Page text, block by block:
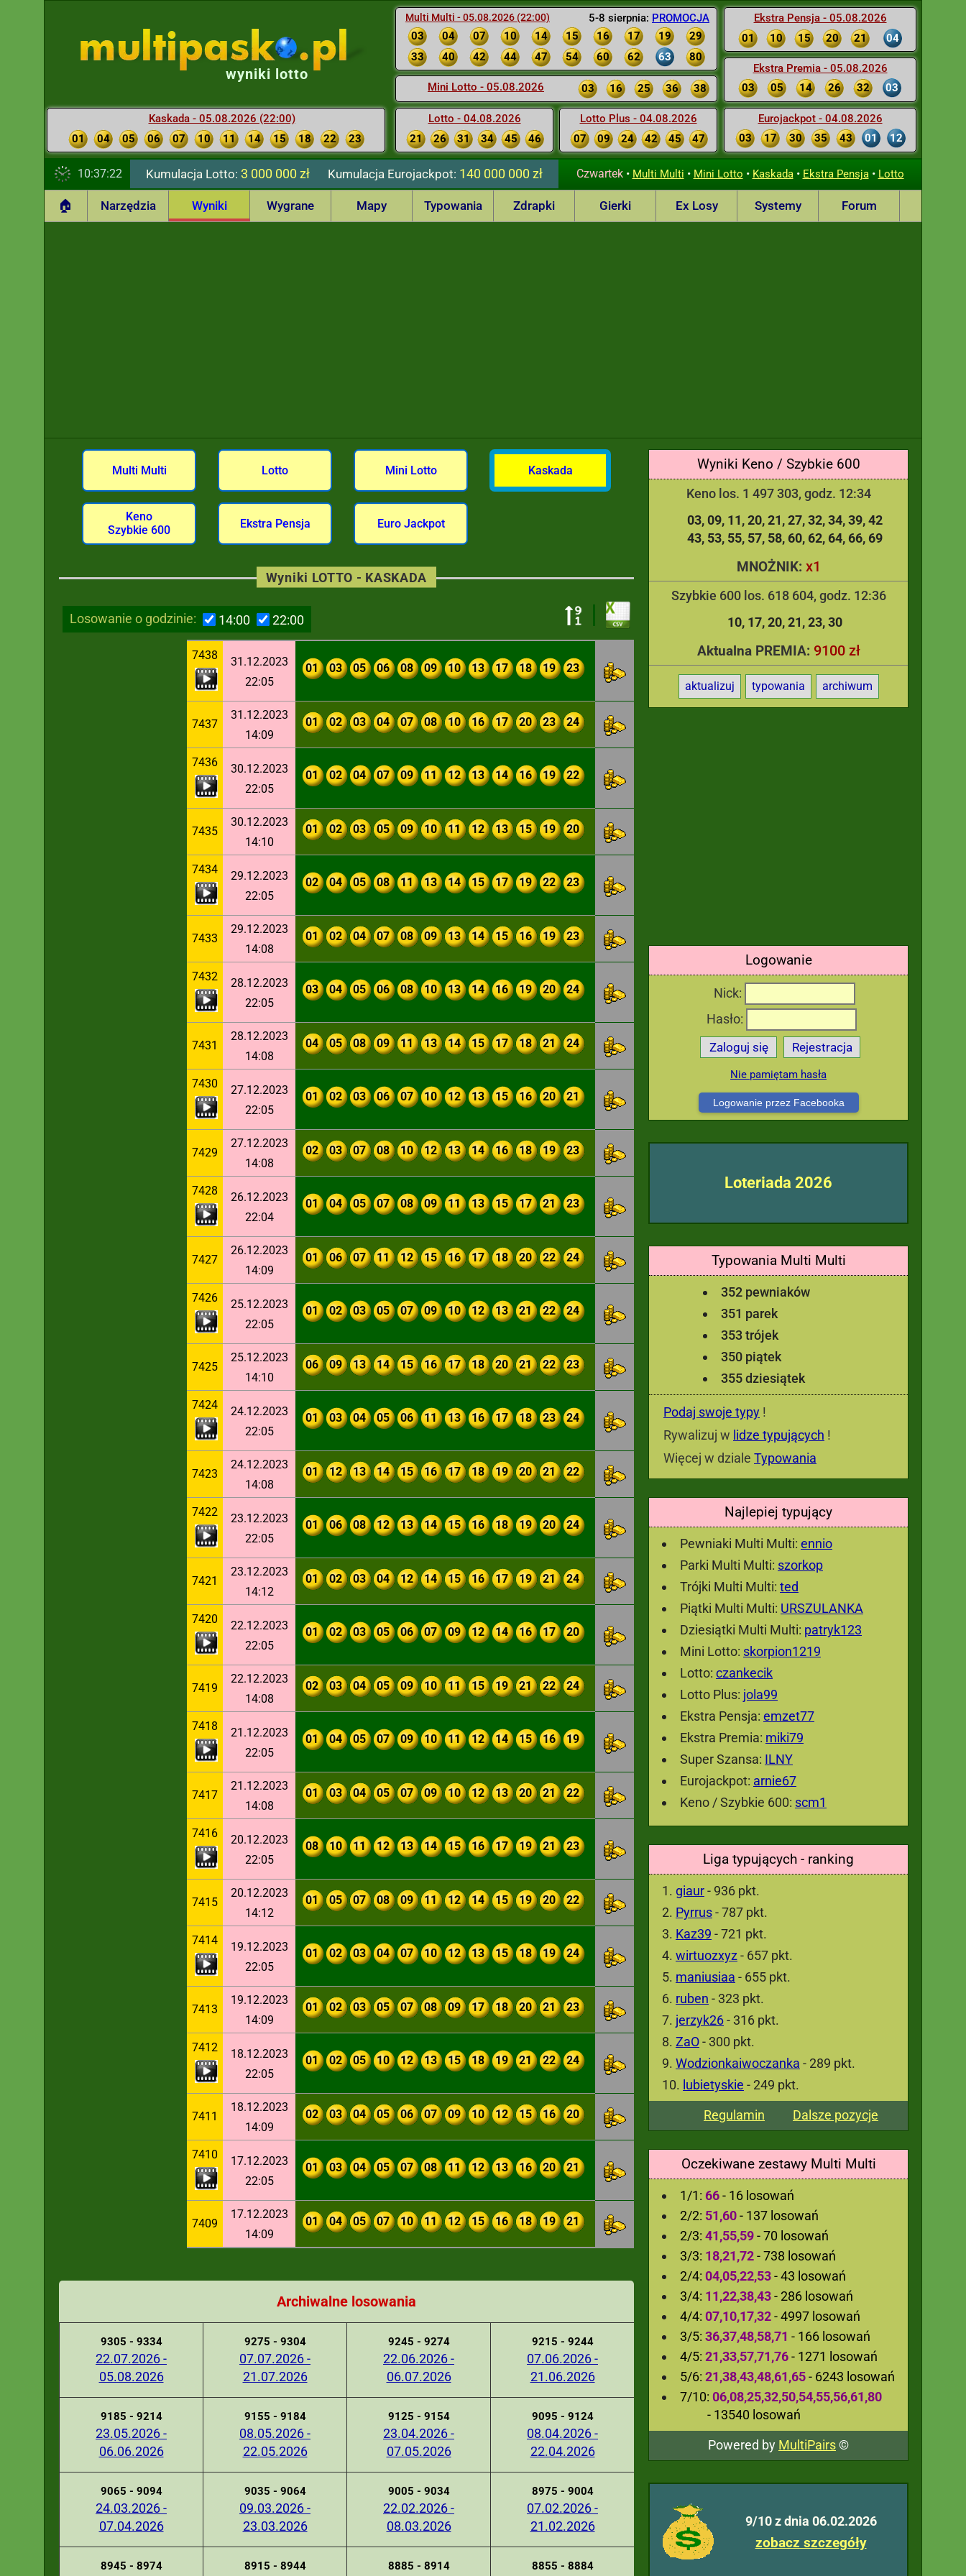
5-8 sierpnia: PROMOCJA
Multi Multi - 05.08.2026 (22:00)
03 04 07 10 14 15 16 17 19
29
33
40 42 44 47 54 60 62 63 80
Mini Lotto - 05.08.2026 03 16 25 36 38
Lotto - 04.08.2026
21
26 31 34 45 46
Lotto Plus - 04.08.2026
07
09 24 42 45 47
Ekstra Pensja - 05.08.2026
01
10 15 20 21 04
Ekstra Premia - 05.08.2026
03
05 14 26 32 03
Eurojackpot - 04.08.2026
03
17 30 35 43 01 12
wyniki lotto
Kaskada - 05.08.2026 (22:00)
01
04 05 06 07 10 11 14 15 18 22 23
10:37:23 Kumulacja Lotto: 3 000 000 zł KumulacjaEurojackpot: 140 000 000 zł Czwartek• Multi Multi • Mini Lotto • Kaskada• Ekstra Pensja• Lotto
🏠 Narzędzia Wyniki Wygrane Mapy Typowania Zdrapki Gierki Ex Losy Systemy Forum
Wyniki Keno / Szybkie 600
Keno los. 1 497 303, godz. 12:34
03 09 11 20 21 27 32 34 39 42
43 53 55 57 58 60 62 64 66 69
MNOŻNIK: x1
Szybkie 600 los. 618 604, godz. 12:36
10 17 20 21 23 30
Aktualna PREMIA: 9100 zł
aktualizuj typowania archiwum
Logowanie
Nick:
Hasło:
Zaloguj się Rejestracja
Nie pamiętam hasła
Logowanie przez Facebooka
Loteriada 2026
Typowania Multi Multi
352 pewniaków
351 parek
353 trójek
350 piątek
355 dziesiątek
Podaj swoje typy !
Rywalizuj w lidze typujących !
Więcej w dziale Typowania
Najlepiej typujący
Pewniaki Multi Multi: ennio
Parki Multi Multi: szorkop
Trójki Multi Multi: ted
Piątki Multi Multi: URSZULANKA
Dziesiątki Multi Multi: patryk123
Mini Lotto: skorpion1219
Lotto: czankecik
Lotto Plus: jola99
Ekstra Pensja: emzet77
Ekstra Premia: miki79
Super Szansa: ILNY
Eurojackpot: arnie67
Keno / Szybkie 600: scm1
Liga typujących - ranking
giaur- 936 pkt.
Pyrrus- 787 pkt.
Kaz39 - 721 pkt.
wirtuozxyz - 657 pkt.
maniusiaa - 655 pkt.
ruben - 323 pkt.
jerzyk26- 316 pkt.
ZaO- 300 pkt.
Wodzionkaiwoczanka - 289 pkt.
lubietyskie - 249 pkt.
Regulamin
Dalsze pozycje
Oczekiwane zestawy Multi Multi
1/1: 66- 16 losowań
2/2: 51,60- 137 losowań
2/3: 41,55,59- 70 losowań
3/3: 18,21,72- 738 losowań
2/4: 04,05,22,53- 43 losowań
3/4: 11,22,38,43- 286 losowań
4/4: 07,10,17,32- 4997 losowań
3/5: 36,37,48,58,71 - 166 losowań
4/5: 21,33,57,71,76- 1271 losowań
5/6: 21,38,43,48,61,65- 6243 losowań
7/10: 06,08,25,32,50,54,55,56,61,80
- 13540 losowań
Powered by MultiPairs©
9/10 z dnia 06.02.2026
zobacz szczegóły
Multi Multi Lotto Mini Lotto Kaskada
Keno
Szybkie 600
Ekstra Pensja Euro Jackpot
Losowanie o godzinie: 14:00 22:00
Wyniki LOTTO - KASKADA
7438
31.12.2023
22:05
01 03 05 06 08 09 10 13 17 18 19 23
7437
31.12.2023
14:09
01 02 03 04 07 08 10 16 17 20 23 24
7436
30.12.2023
22:05
01 02 04 07 09 11 12 13 14 16 19 22
7435
30.12.2023
14:10
01 02 03 05 09 10 11 12 13 15 19 20
7434
29.12.2023
22:05
02 04 05 08 11 13 14 15 17 19 22 23
7433
29.12.2023
14:08
01 02 04 07 08 09 13 14 15 16 19 23
7432
28.12.2023
22:05
03 04 05 06 08 10 13 14 16 19 20 24
7431
28.12.2023
14:08
04 05 08 09 11 13 14 15 17 18 21 24
7430
27.12.2023
22:05
01 02 03 06 07 10 12 13 15 16 20 21
7429
27.12.2023
14:08
02 03 07 08 10 12 13 14 16 18 19 23
7428
26.12.2023
22:04
01 04 05 07 08 09 11 13 15 17 21 23
7427
26.12.2023
14:09
01 06 07 11 12 15 16 17 18 20 22 24
7426
25.12.2023
22:05
01 02 03 05 07 09 10 12 13 21 22 24
7425
25.12.2023
14:10
06 09 13 14 15 16 17 18 20 21 22 23
7424
24.12.2023
22:05
01 03 04 05 06 11 13 16 17 18 23 24
7423
24.12.2023
14:08
01 12 13 14 15 16 17 18 19 20 21 22
7422
23.12.2023
22:05
01 06 08 12 13 14 15 16 18 19 20 24
7421
23.12.2023
14:12
01 02 03 04 12 14 15 16 17 19 21 24
7420
22.12.2023
22:05
01 02 03 05 06 07 09 12 14 16 17 20
7419
22.12.2023
14:08
02 03 04 05 09 10 11 15 19 21 22 24
7418
21.12.2023
22:05
01 04 05 07 09 10 11 12 14 15 16 19
7417
21.12.2023
14:08
01 03 04 05 07 09 10 12 13 20 21 22
7416
20.12.2023
22:05
08 10 11 12 13 14 15 16 17 19 21 23
7415
20.12.2023
14:12
01 05 07 08 09 11 12 14 15 19 20 22
7414
19.12.2023
22:05
01 02 03 04 07 10 12 13 15 18 19 24
7413
19.12.2023
14:09
01 02 03 05 07 08 09 17 18 20 21 23
7412
18.12.2023
22:05
01 02 05 10 12 13 15 18 19 21 22 24
7411
18.12.2023
14:09
02 03 04 05 06 07 09 10 12 15 16 20
7410
17.12.2023
22:05
01 03 04 05 07 08 11 12 13 16 20 21
7409
17.12.2023
14:09
01 04 05 07 10 11 12 15 16 18 19 21
Archiwalne losowania
9305 - 9334
22.07.2026 -
05.08.2026
9275 - 9304
07.07.2026 -
21.07.2026
9245 - 9274
22.06.2026 -
06.07.2026
9215 - 9244
07.06.2026 -
21.06.2026
9185 - 9214
23.05.2026 -
06.06.2026
9155 - 9184
08.05.2026 -
22.05.2026
9125 - 9154
23.04.2026 -
07.05.2026
9095 - 9124
08.04.2026 -
22.04.2026
9065 - 9094
24.03.2026 -
07.04.2026
9035 - 9064
09.03.2026 -
23.03.2026
9005 - 9034
22.02.2026 -
08.03.2026
8975 - 9004
07.02.2026 -
21.02.2026
8945 - 8974 8915 - 8944 8885 - 8914 8855 - 8884